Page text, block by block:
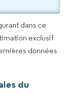
dans ce
exclusif
données
du